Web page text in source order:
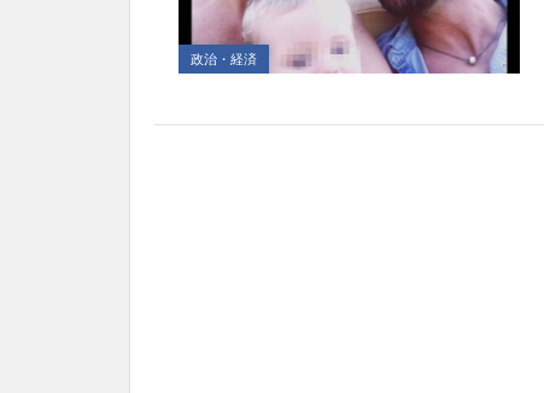
政治・経済